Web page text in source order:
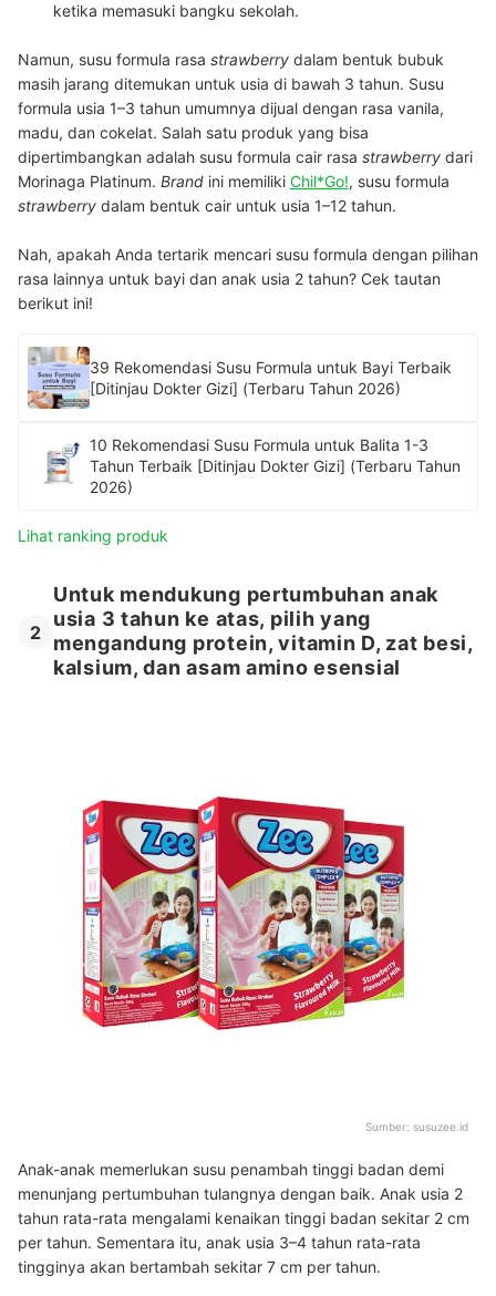
ketika memasuki bangku sekolah.
Namun, susu formula rasa strawberry dalam bentuk bubuk
masih jarang ditemukan untuk usia di bawah 3 tahun. Susu
formula usia 1–3 tahun umumnya dijual dengan rasa vanila,
madu, dan cokelat. Salah satu produk yang bisa
dipertimbangkan adalah susu formula cair rasa strawberry dari
Morinaga Platinum. Brand ini memiliki Chil*Go!, susu formula
strawberry dalam bentuk cair untuk usia 1–12 tahun.
Nah, apakah Anda tertarik mencari susu formula dengan pilihan
rasa lainnya untuk bayi dan anak usia 2 tahun? Cek tautan
berikut ini!
39 Rekomendasi Susu Formula untuk Bayi Terbaik
[Ditinjau Dokter Gizi] (Terbaru Tahun 2026)
10 Rekomendasi Susu Formula untuk Balita 1-3
Tahun Terbaik [Ditinjau Dokter Gizi] (Terbaru Tahun
2026)
Lihat ranking produk
2
Untuk mendukung pertumbuhan anak
usia 3 tahun ke atas, pilih yang
mengandung protein, vitamin D, zat besi,
kalsium, dan asam amino esensial
Sumber: susuzee.id
Anak-anak memerlukan susu penambah tinggi badan demi
menunjang pertumbuhan tulangnya dengan baik. Anak usia 2
tahun rata-rata mengalami kenaikan tinggi badan sekitar 2 cm
per tahun. Sementara itu, anak usia 3–4 tahun rata-rata
tingginya akan bertambah sekitar 7 cm per tahun.